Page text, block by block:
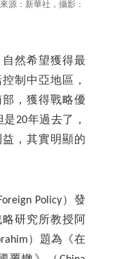
源：新華社，攝影：
然希望獲得最
制中亞地區，
，獲得戰略優
20年過去了，
，其實明顯的
Policy）發
研究所教授阿
）題為《在